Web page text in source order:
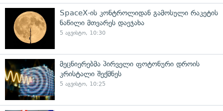
SpaceX-ის კონტროლიდან გამოსული რაკეტის
ნაწილი მთვარეს დაეჯახა
5 აგვისტო, 10:30
მეცნიერებმა პირველი ფოტონური დროის
კრისტალი შექმნეს
5 აგვისტო, 10:25